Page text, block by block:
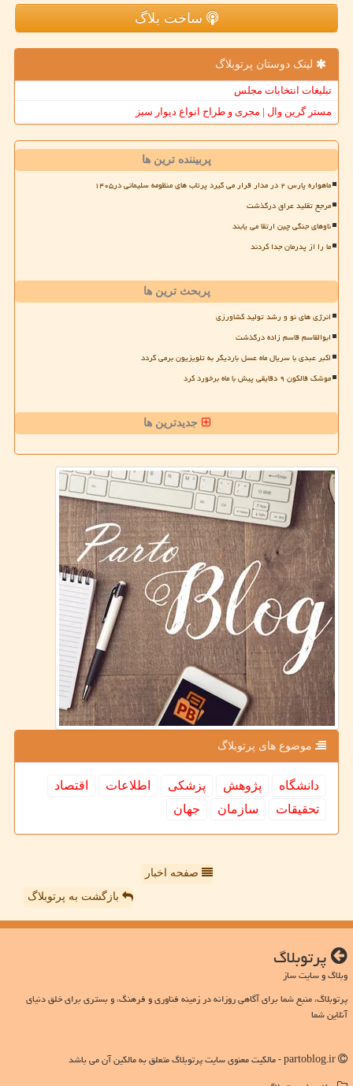
ساخت بلاگ
لینک دوستان پرتوبلاگ
تبلیغات انتخابات مجلس
مستر گرین وال | مجری و طراح انواع دیوار سبز
پربیننده ترین ها
ماهواره پارس ۲ در مدار قرار می گیرد پرتاب های منظومه سلیمانی در۱۴۰۵
مرجع تقلید عراق درگذشت
ناوهای جنگی چین ارتقا می یابند
ما را از پدرمان جدا کردند
پربحث ترین ها
انرژی های نو و رشد تولید کشاورزی
ابوالقاسم قاسم زاده درگذشت
اکبر عبدی با سریال ماه عسل باردیگر به تلویزیون برمی گردد
موشک فالکون ۹ دقایقی پیش با ماه برخورد کرد
جدیدترین ها
موضوع های پرتوبلاگ
دانشگاه پژوهش پزشكی اطلاعات
اقتصاد
تحقیقات
سازمان جهان
صفحه اخبار
بازگشت به پرتوبلاگ
پرتوبلاگ
وبلاگ و سایت ساز
پرتوبلاگ، منبع شما برای آگاهی روزانه در زمینه فناوری و فرهنگ، و بستری برای خلق دنیای
آنلاین شما